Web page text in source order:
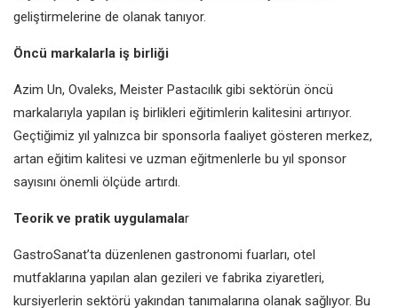
geliştirmelerine de olanak tanıyor.
Öncü markalarla iş birliği
Azim Un, Ovaleks, Meister Pastacılık gibi sektörün öncü
markalarıyla yapılan iş birlikleri eğitimlerin kalitesini artırıyor.
Geçtiğimiz yıl yalnızca bir sponsorla faaliyet gösteren merkez,
artan eğitim kalitesi ve uzman eğitmenlerle bu yıl sponsor
sayısını önemli ölçüde artırdı.
Teorik ve pratik uygulamalar
GastroSanat’ta düzenlenen gastronomi fuarları, otel
mutfaklarına yapılan alan gezileri ve fabrika ziyaretleri,
kursiyerlerin sektörü yakından tanımalarına olanak sağlıyor. Bu